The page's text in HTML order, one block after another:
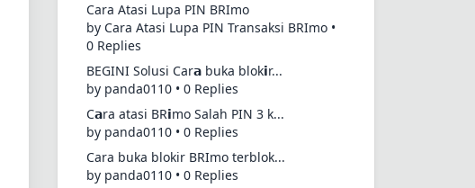
Cara Atasi Lupa PIN BRImo
by Cara Atasi Lupa PIN Transaksi BRImo •
0 Replies
BEGINI Solusi Car𝗮 buka blok𝗶r...
by panda0110 • 0 Replies
C𝗮ra atasi BR𝗶mo Salah PIN 3 k...
by panda0110 • 0 Replies
Cara buka blokir BRImo terblok...
by panda0110 • 0 Replies